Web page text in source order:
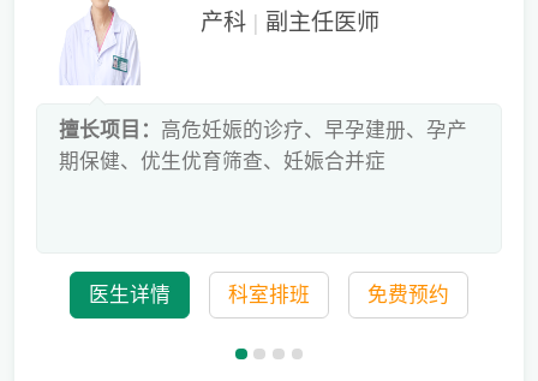
产科 | 副主任医师
擅长项目： 高危妊娠的诊疗、早孕建册、孕产
期保健、优生优育筛查、妊娠合并症
医生详情 科室排班 免费预约